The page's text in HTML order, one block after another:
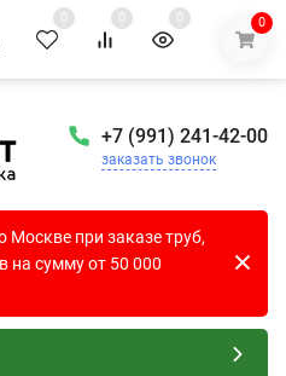
0 0 0 0
+7 (991) 241-42-00
заказать звонок
Москве при заказе труб,
на сумму от 50 000